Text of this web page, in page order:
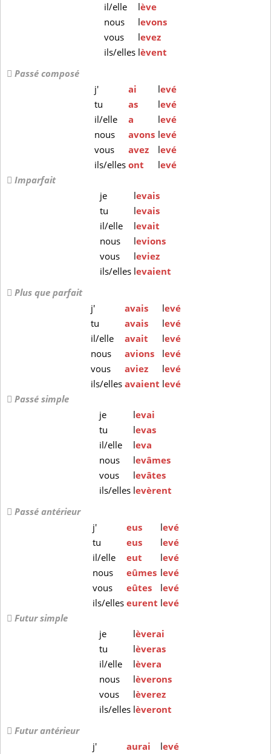
il/elle
lève
nous
levons
vous
levez
ils/elles lèvent
Passé composé
j'
ai levé
tu
as levé
il/elle
a levé
nous
avons levé
vous
avez levé
ils/ellesont levé
Imparfait
je
levais
tu
levais
il/elle
levait
nous
levions
vous
leviez
ils/elles levaient
Plus que parfait
j'
avais levé
tu
avais levé
il/elle
avait levé
nous
avions levé
vous
aviez levé
ils/elles avaient levé
Passé simple
je
levai
tu
levas
il/elle
leva
nous
levâmes
vous
levâtes
ils/elles levèrent
Passé antérieur
j'
eus levé
tu
eus levé
il/elle
eut levé
nous
eûmes levé
vous
eûtes levé
ils/elles eurent levé
Futur simple
je
lèverai
tu
lèveras
il/elle
lèvera
nous
lèverons
vous
lèverez
ils/elles lèveront
Futur antérieur
j'
aurai levé